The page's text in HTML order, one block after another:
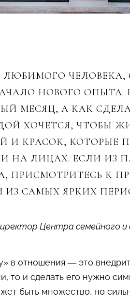
ЧЕЛОВЕКА,
НОВОГО ОПЫТА.
МЕСЯЦ, А КАК
ХОЧЕТСЯ, ЧТОБЫ
И КРАСОК, КОТОРЫЕ
НА ЛИЦАХ. ЕСЛИ ИЗ
ПРИСМОТРИТЕСЬ К
САМЫХ ЯРКИХ
Центра семейного и
в отношения — это
то и сделать его нужно
быть множество, но